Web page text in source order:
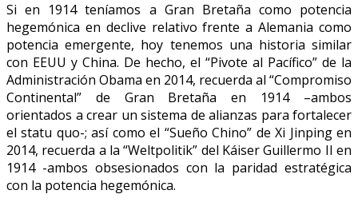
Si en 1914 teníamos a Gran Bretaña como potencia
hegemónica en declive relativo frente a Alemania como
potencia emergente, hoy tenemos una historia similar
con EEUU y China. De hecho, el “Pivote al Pacífico” de la
Administración Obama en 2014, recuerda al “Compromiso
Continental” de Gran Bretaña en 1914 –ambos
orientados a crear un sistema de alianzas para fortalecer
el statu quo-; así como el “Sueño Chino” de Xi Jinping en
2014, recuerda a la “Weltpolitik” del Káiser Guillermo II en
1914 -ambos obsesionados con la paridad estratégica
con la potencia hegemónica.